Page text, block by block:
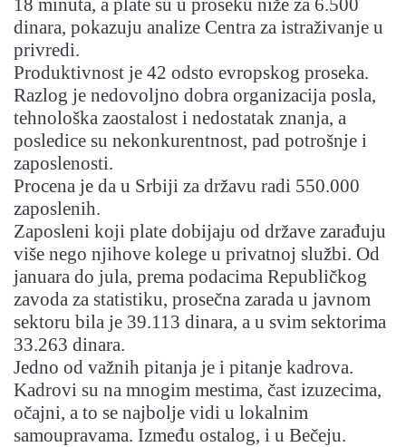
dinara, pokazuju analize Centra za istraživanje u
privredi.
Produktivnost je 42 odsto evropskog proseka.
Razlog je nedovoljno dobra organizacija posla,
tehnološka zaostalost i nedostatak znanja, a
posledice su nekonkurentnost, pad potrošnje i
zaposlenosti.
Procena je da u Srbiji za državu radi 550.000
zaposlenih.
Zaposleni koji plate dobijaju od države zarađuju
više nego njihove kolege u privatnoj službi. Od
januara do jula, prema podacima Republičkog
zavoda za statistiku, prosečna zarada u javnom
sektoru bila je 39.113 dinara, a u svim sektorima
33.263 dinara.
Jedno od važnih pitanja je i pitanje kadrova.
Kadrovi su na mnogim mestima, čast izuzecima,
očajni, a to se najbolje vidi u lokalnim
samoupravama. Između ostalog, i u Bečeju.